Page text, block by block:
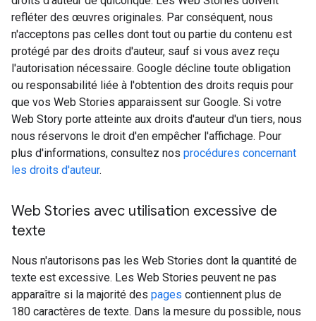
refléter des œuvres originales. Par conséquent, nous
n'acceptons pas celles dont tout ou partie du contenu est
protégé par des droits d'auteur, sauf si vous avez reçu
l'autorisation nécessaire. Google décline toute obligation
ou responsabilité liée à l'obtention des droits requis pour
que vos Web Stories apparaissent sur Google. Si votre
Web Story porte atteinte aux droits d'auteur d'un tiers, nous
nous réservons le droit d'en empêcher l'affichage. Pour
plus d'informations, consultez nos procédures concernant
les droits d'auteur.
Web Stories avec utilisation excessive de
texte
Nous n'autorisons pas les Web Stories dont la quantité de
texte est excessive. Les Web Stories peuvent ne pas
apparaître si la majorité des pages contiennent plus de
180 caractères de texte. Dans la mesure du possible, nous